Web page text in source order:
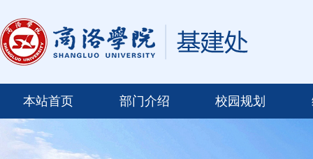
本站首页 部门介绍 校园规划